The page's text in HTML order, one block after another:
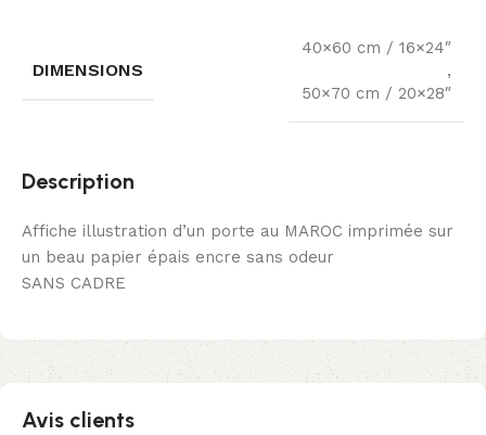
DIMENSIONS
40×60 cm / 16×24″
,
50×70 cm / 20×28″
Description
Affiche illustration d’un porte au MAROC imprimée sur
un beau papier épais encre sans odeur
SANS CADRE
Avis clients